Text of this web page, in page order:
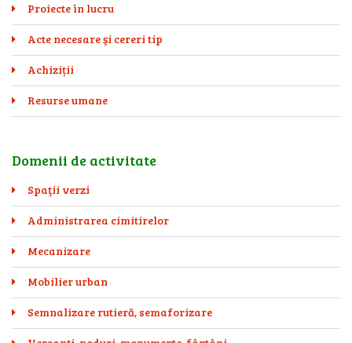
Proiecte în lucru
Acte necesare şi cereri tip
Achiziții
Resurse umane
Domenii de activitate
Spaţii verzi
Administrarea cimitirelor
Mecanizare
Mobilier urban
Semnalizare rutieră, semaforizare